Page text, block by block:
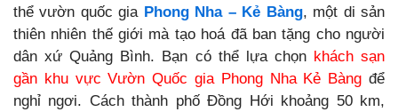
thể vườn quốc giaPhong Nha – Kẻ Bàng, một di sản
thiên nhiên thế giới mà tạo hoá đã ban tặng cho người
dân xứ Quảng Bình. Bạn có thể lựa chọn khách sạn
gần khu vực Vườn Quốc gia Phong Nha Kẻ Bàng để
nghỉ ngơi. Cách thành phố Đồng Hới khoảng 50 km,